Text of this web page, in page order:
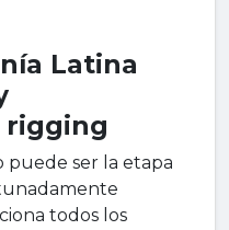
Latina
rigging
ser la etapa
todos los